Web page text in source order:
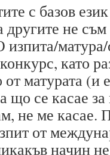
с базов
другите не
матура/
като
матурата (и
що се касае
не ме
от
начин